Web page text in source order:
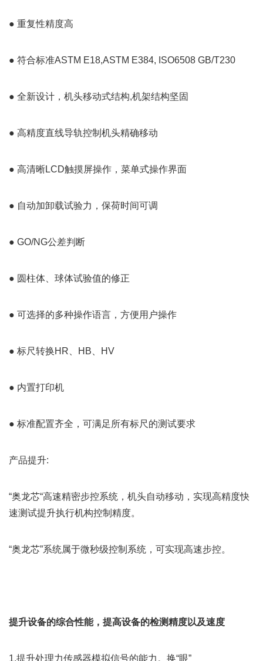
● 重复性精度高
● 符合标准ASTM E18,ASTM E384, ISO6508 GB/T230
● 全新设计，机头移动式结构,机架结构坚固
● 高精度直线导轨控制机头精确移动
● 高清晰LCD触摸屏操作，菜单式操作界面
● 自动加卸载试验力，保荷时间可调
● GO/NG公差判断
● 圆柱体、球体试验值的修正
● 可选择的多种操作语言，方便用户操作
● 标尺转换HR、HB、HV
● 内置打印机
● 标准配置齐全，可满足所有标尺的测试要求
产品提升:
“奥龙芯“高速精密步控系统，机头自动移动，实现高精度快
速测试提升执行机构控制精度。
“奥龙芯”系统属于微秒级控制系统，可实现高速步控。
提升设备的综合性能，提高设备的检测精度以及速度
1.提升处理力传感器模拟信号的能力。换“眼”